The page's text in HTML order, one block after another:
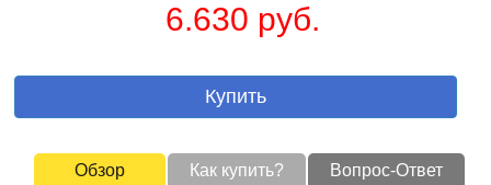
6.630 руб.
Купить
Обзор Как купить? Вопрос-Ответ